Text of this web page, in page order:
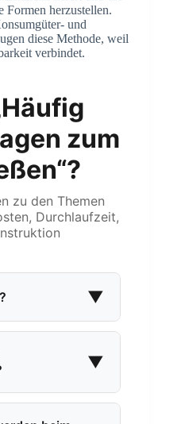
herzustellen.
und
diese Methode, weil
verbindet.
zum
zu den Themen
Durchlaufzeit,
▼
dem
von
in eine
▼
besteht aus